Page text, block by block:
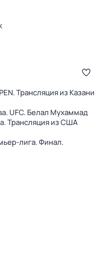
Трансляция из Казани
UFC. Белал Мухаммад
Трансляция из США
лига. Финал.